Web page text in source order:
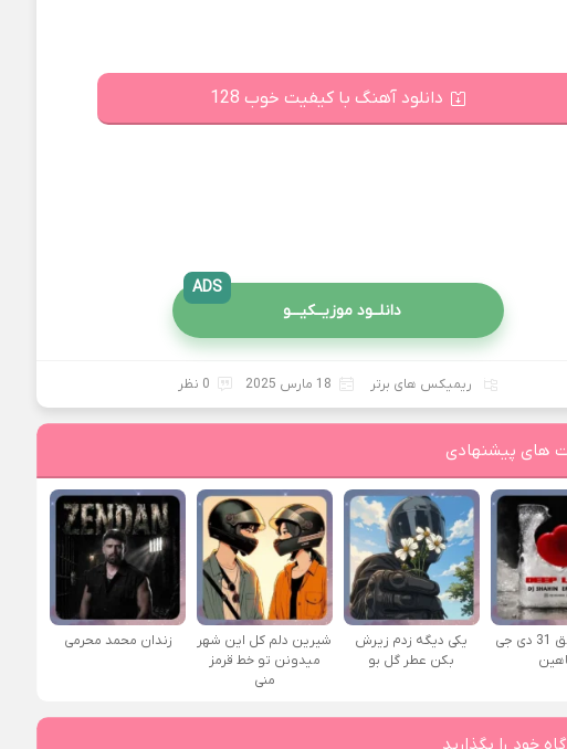
دانلود آهنگ با کیفیت خوب 128
دانلــود موزیــکیـــو
ADS
ریمیکس های برتر 18 مارس 2025 0 نظر
های پیشنهادی
عشق عمیق 31 دی جی
یکی دیگه زدم زیرش
بکن عطر گل بو
شیرین دلم کل این شهر
میدونن تو خط قرمز
منی
زندان محمد محرمی